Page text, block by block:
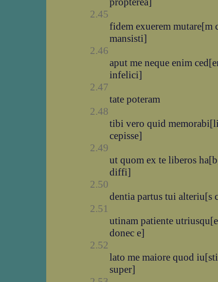
2.45
fidem exuerem mutare[m
mansisti]
2.46
aput me neque enim
infelici]
2.47
tate poteram
2.48
tibi vero quid
cepisse]
2.49
ut quom ex te liberos
diffi]
2.50
dentia partus tui alteriu[s
2.51
utinam patiente
donec e]
2.52
lato me maiore quod
super]